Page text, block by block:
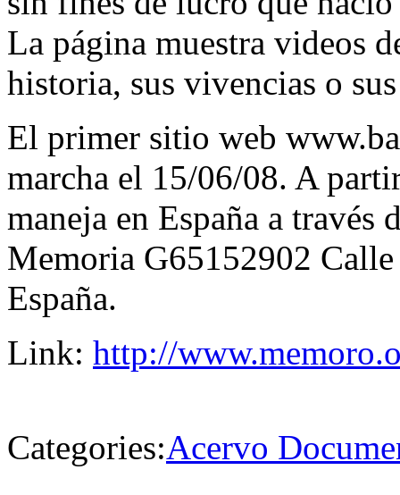
La página muestra videos
historia, sus vivencias o
El primer sitio web
marcha el 15/06/08. A
maneja en España a
Memoria G65152902
España.
Link: http://
Categories:Acervo